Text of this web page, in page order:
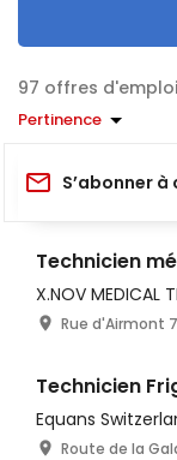
offres
Pertinence
S’abonner
Technicien
X.NOV MEDICAL
Rue d'Airmont
Technicien
Equans
Route de la